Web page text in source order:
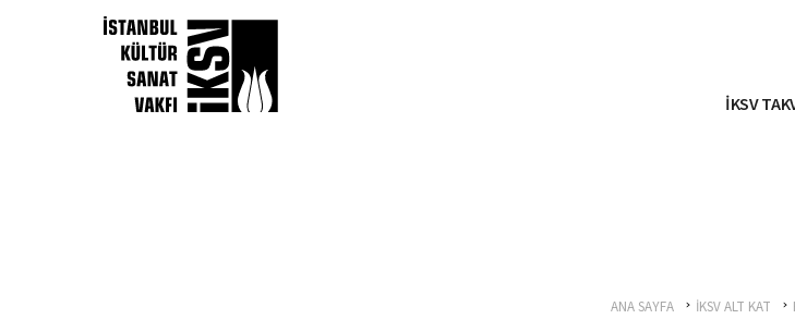
İKSV
ANA SAYFA İKSV ALT KAT